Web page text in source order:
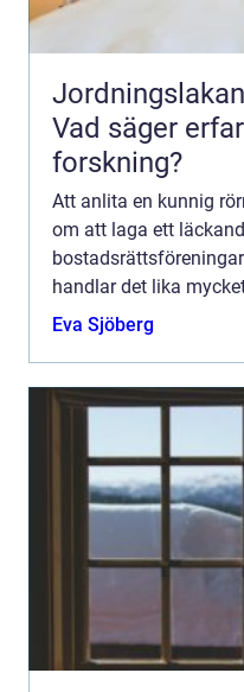
Vad säger
forskning?
Att anlita en kunnig
om att laga ett
handlar det lika
energieffektivitet och
Eva Sjöberg